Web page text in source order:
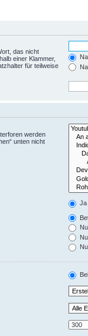
das nicht
einer Klammer,
für teilweise
werden
unten nicht
Ja